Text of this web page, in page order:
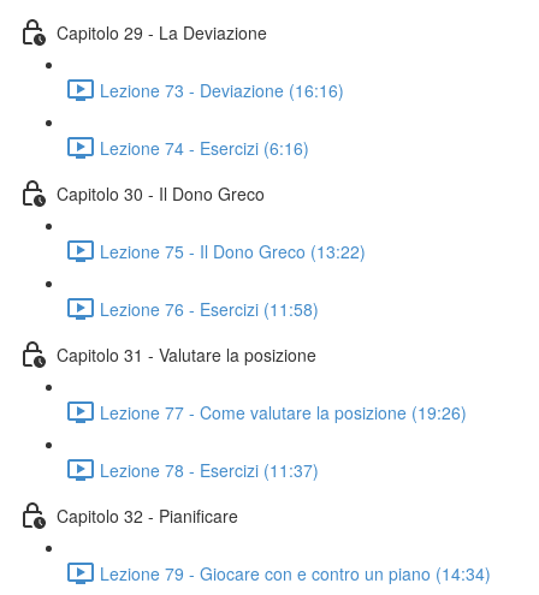
Capitolo 29 - La Deviazione
Lezione 73 - Deviazione (16:16)
Lezione 74 - Esercizi (6:16)
Capitolo 30 - Il Dono Greco
Lezione 75 - Il Dono Greco (13:22)
Lezione 76 - Esercizi (11:58)
Capitolo 31 - Valutare la posizione
Lezione 77 - Come valutare la posizione (19:26)
Lezione 78 - Esercizi (11:37)
Capitolo 32 - Pianificare
Lezione 79 - Giocare con e contro un piano (14:34)